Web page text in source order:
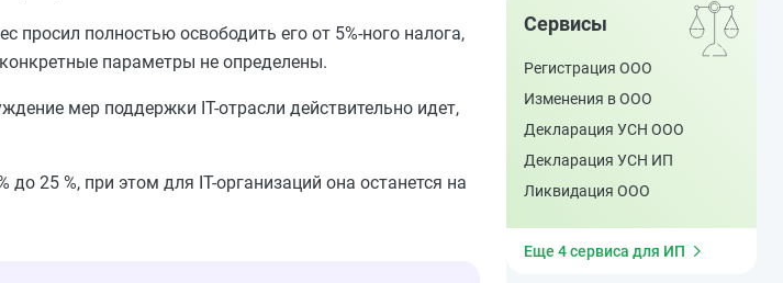
полностью освободить его от 5%-ного налога,
параметры не определены.
мер поддержки IT-отрасли действительно идет,
25 %, при этом для IT-организаций она останется на
Сервисы
Регистрация ООО
Изменения в ООО
Декларация УСН ООО
Декларация УСН ИП
Ликвидация ООО
Еще 4 сервиса для ИП